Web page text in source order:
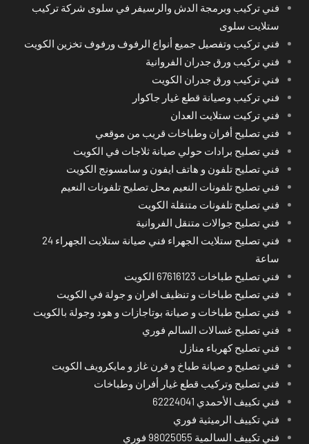
فني تركيب وبرمجة الدش والرسيفر في سلوى شركة تركيب
ستلايت سلوى
فني تركيب وتفصيل جميع أنواع الرفوف ورفوف تخزين الكويت
فني تركيب ورق جدران الفروانية
فني تركيب ورق جدران الكويت
فني تركيب وصيانة قطع غيار جاكوار
فني تركيت ستلايت العدان
فني تصليح أفران وطباخات قريب من موقعي
فني تصليح برادات حولي صيانة ثلاجات في الكويت
فني تصليح تلفون و هاتف ايفون و سامسونج الكويت
فني تصليح تلفونات النعيم محل تصليح تلفونات النعيم
فني تصليح تلفونات متنقلة الكويت
فني تصليح جوالات متنقل الفروانية
فني تصليح ستلايت الجهراء فني صيانة ستلايت الجهراء 24
ساعة
فني تصليح طباخات 67616123 الكويت
فني تصليح طباخات و تنظيف افران و جولة في الكويت
فني تصليح طباخات و صيانة بوتاجازات و هود وجولة بالكويت
فني تصليح غسالات السالم فوري
فني تصليح كهرباء منازل
فني تصليح و صيانة طباخ و فرن غاز و مايكرويف الكويت
فني تصليح وتركيب قطع غيار أفران وطباخات
فني تكييف الأحمدي 62224041
فني تكييف الرميثية فوري
فني تكييف السالمية 98025055 فوري